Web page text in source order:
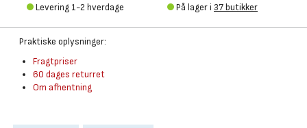
Levering 1-2 hverdage På lager i 37 butikker
Praktiske oplysninger:
Fragtpriser
60 dages returret
Om afhentning